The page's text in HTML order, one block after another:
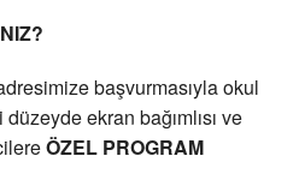
başvurmasıyla okul
ekran bağımlısı ve
ÖZEL PROGRAM